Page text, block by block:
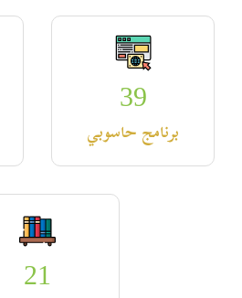
39
برنامج حاسوبي
21